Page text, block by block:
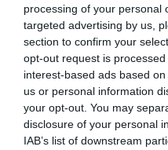
processing of your personal
targeted advertising by us,
section to confirm your
opt-out request is
interest-based ads based
us or personal information
your opt-out. You may
disclosure of your personal
IAB’s list of downstream
20